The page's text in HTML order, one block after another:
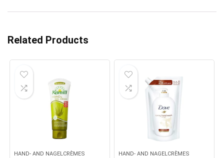
Related Products
HAND- AND NAGELCRÈMES HAND- AND NAGELCRÈMES